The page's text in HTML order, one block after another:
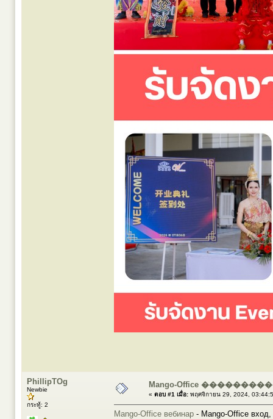
PhillipTOg
Newbie
กระทู้: 2
Mango-Office
« ตอบ #1 เมื่อ: พฤศจิกายน 29, 2024,
Mango-Office вебинар - Mango-Office